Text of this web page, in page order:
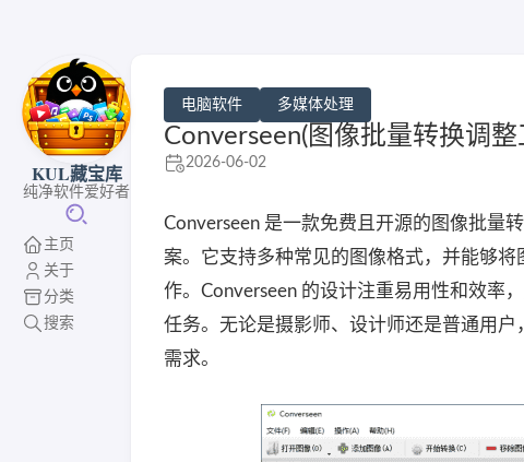
KUL藏宝库
纯净软件爱好者
主页
关于
分类
搜索
电脑软件 多媒体处理
Converseen(图像批量转换调
2026-06-02
Converseen 是一款免费且开源的图像批量
案。它支持多种常见的图像格式，并能够
作。Converseen 的设计注重易用性和效率
任务。无论是摄影师、设计师还是普通用
需求。